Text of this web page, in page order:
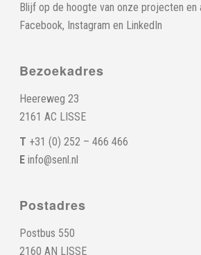
Blijf op de hoogte van onze projecten en
Facebook, Instagram en LinkedIn
Bezoekadres
Heereweg 23
2161 AC LISSE
T +31 (0) 252 – 466 466
E info@senl.nl
Postadres
Postbus 550
2160 AN LISSE